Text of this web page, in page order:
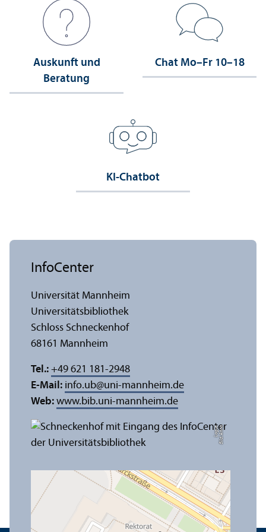
Auskunft und
Beratung
Chat Mo–Fr 10–18
KI-Chatbot
Bil
d:
A
n
n
a
L
o
g
u
e
InfoCenter
Universität Mannheim
Universitäts­bibliothek
Schloss Schneckenhof
68161 Mannheim
Tel.: +49 621 181-2948
E-Mail: info.ub@uni-mannheim.de
Web: www.bib.uni-mannheim.de